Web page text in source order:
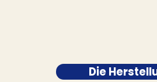
Die